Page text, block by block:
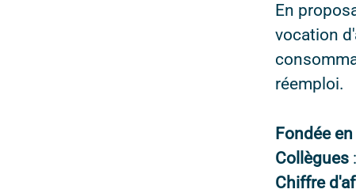
En
vocation
réemploi.
Fondée en
Collègues
Chiffre